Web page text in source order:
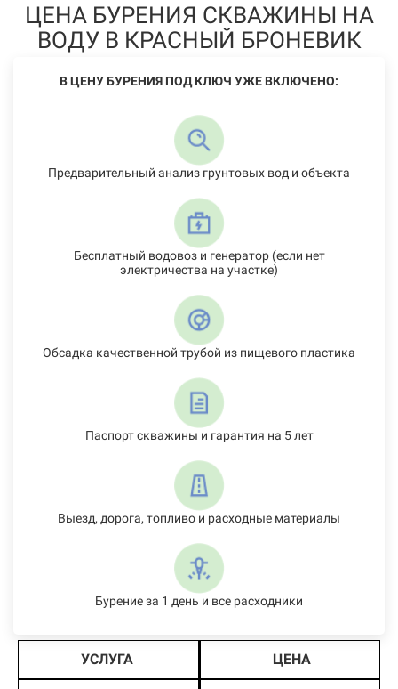
ЦЕНА БУРЕНИЯ СКВАЖИНЫ НА
ВОДУ В КРАСНЫЙ БРОНЕВИК
В ЦЕНУ БУРЕНИЯ ПОД КЛЮЧ УЖЕ ВКЛЮЧЕНО:
Предварительный анализ грунтовых вод и объекта
Бесплатный водовоз и генератор (если нет
электричества на участке)
Обсадка качественной трубой из пищевого пластика
Паспорт скважины и гарантия на 5 лет
Выезд, дорога, топливо и расходные материалы
Бурение за 1 день и все расходники
УСЛУГА ЦЕНА